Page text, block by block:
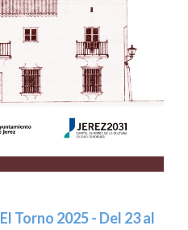
Torno 2025 - Del 23 al